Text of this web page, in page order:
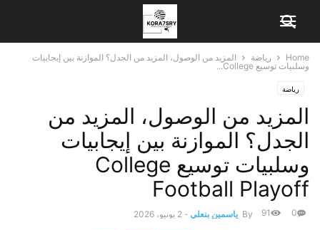
Home رياضة
المزيد من الوصول، المزيد من الجدل؟ الموازنة بين إيجابيات
وسلبيات توسيع College...
رياضة
المزيد من الوصول، المزيد من
الجدل؟ الموازنة بين إيجابيات
وسلبيات توسيع College
Football Playoff
By ياسمين بنعلي - 2 يونيو، 2026 0
91